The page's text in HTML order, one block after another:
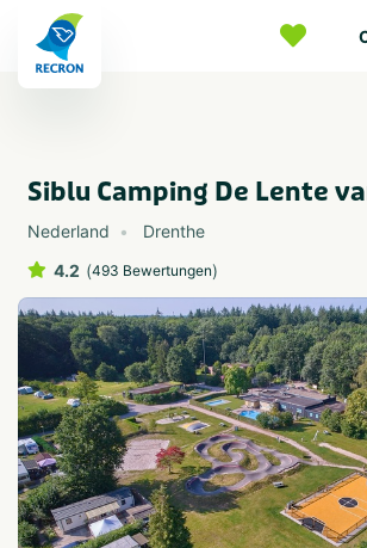
Siblu Camping De Lente
Nederland
Drenthe
4.2 (493 Bewertungen)